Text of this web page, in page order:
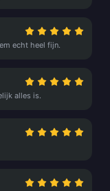
echt heel fijn.
alles is.